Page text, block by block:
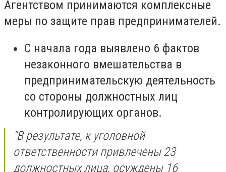
Агентством принимаются комплексные
меры по защите прав предпринимателей.
С начала года выявлено 6 фактов
незаконного вмешательства в
предпринимательскую деятельность
со стороны должностных лиц
контролирующих органов.
"В результате, к уголовной
ответственности привлечены 23
должностных лица, осуждены 16